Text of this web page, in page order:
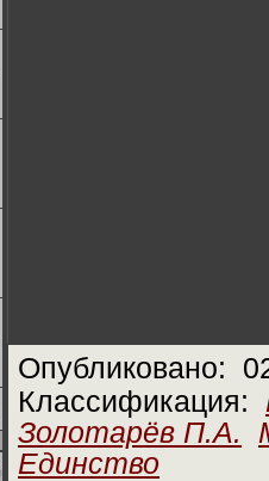
Опубликовано:
Классификация:
Золотарёв П.А.
Единство